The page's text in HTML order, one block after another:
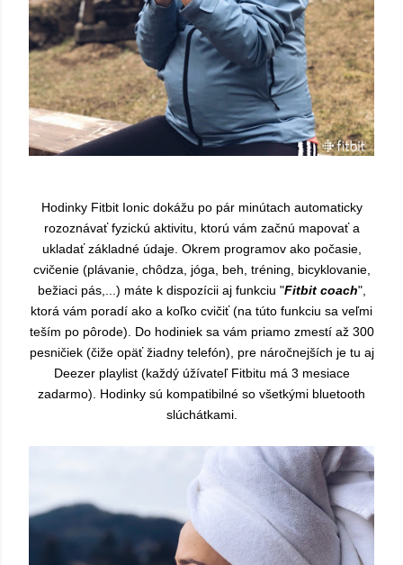
Hodinky Fitbit Ionic dokážu po pár minútach automaticky
rozoznávať fyzickú aktivitu, ktorú vám začnú mapovať a
ukladať základné údaje. Okrem programov ako počasie,
cvičenie (plávanie, chôdza, jóga, beh, tréning, bicyklovanie,
bežiaci pás,...) máte k dispozícii aj funkciu "Fitbit coach",
ktorá vám poradí ako a koľko cvičiť (na túto funkciu sa veľmi
teším po pôrode). Do hodiniek sa vám priamo zmestí až 300
pesničiek (čiže opäť žiadny telefón), pre náročnejších je tu aj
Deezer playlist (každý úžívateľ Fitbitu má 3 mesiace
zadarmo). Hodinky sú kompatibilné so všetkými bluetooth
slúchátkami.